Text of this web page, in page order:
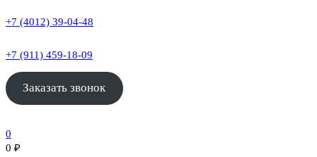
+7 (4012) 39-04-48
+7 (911) 459-18-09
Заказать звонок
0
0 ₽